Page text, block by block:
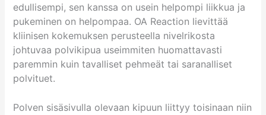
edullisempi, sen kanssa on usein helpompi liikkua ja
pukeminen on helpompaa. OA Reaction lievittää
kliinisen kokemuksen perusteella nivelrikosta
johtuvaa polvikipua useimmiten huomattavasti
paremmin kuin tavalliset pehmeät tai saranalliset
polvituet.
Polven sisäsivulla olevaan kipuun liittyy toisinaan niin